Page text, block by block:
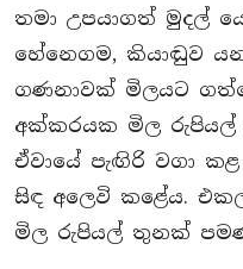
තමා උපයාගත් මුදල්
හේනෙගම, කියාඬුව
ගණනාවක් මිලයට
අක්කරයක මිල රුපියල්
ඒවායේ පැඟිරි වගා
සිඳ අලෙවි කළේය.
මිල රුපියල් තුනක්